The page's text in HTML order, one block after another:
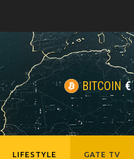
BITCOIN €
LIFESTYLE GATE TV